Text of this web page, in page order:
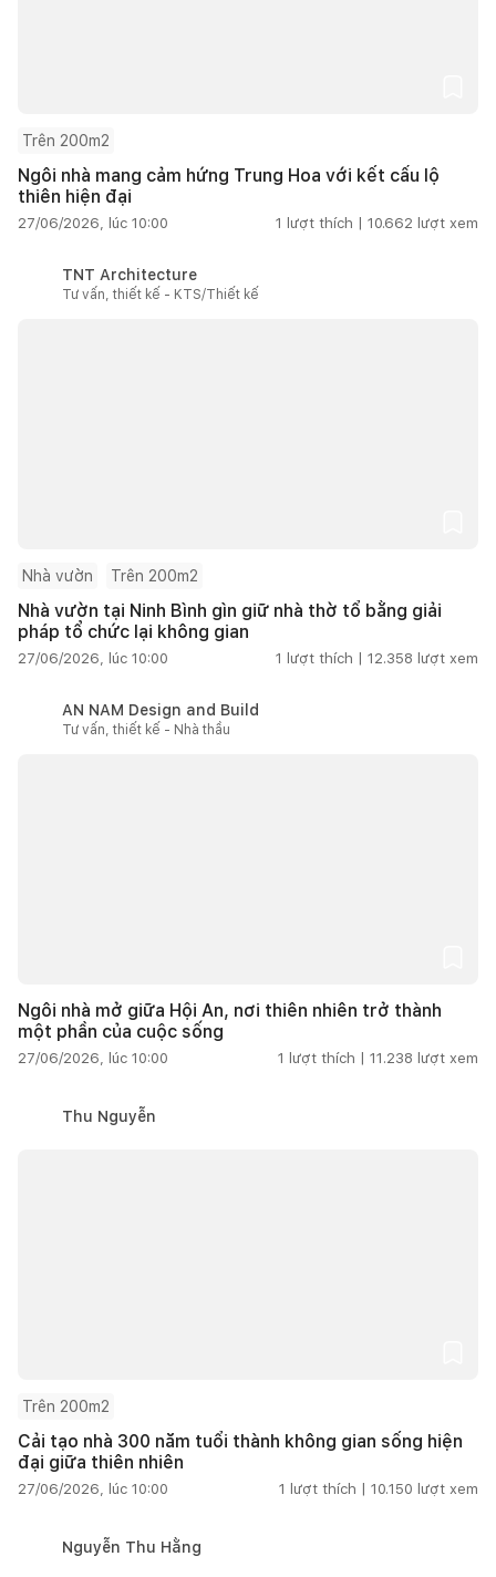
Trên 200m2
Ngôi nhà mang cảm hứng Trung Hoa với kết cấu lộ
thiên hiện đại
27/06/2026, lúc 10:00 1 lượt thích | 10.662 lượt xem
TNT Architecture
Tư vấn, thiết kế - KTS/Thiết kế
Nhà vườn Trên 200m2
Nhà vườn tại Ninh Bình gìn giữ nhà thờ tổ bằng giải
pháp tổ chức lại không gian
27/06/2026, lúc 10:00 1 lượt thích | 12.358 lượt xem
AN NAM Design and Build
Tư vấn, thiết kế - Nhà thầu
Ngôi nhà mở giữa Hội An, nơi thiên nhiên trở thành
một phần của cuộc sống
27/06/2026, lúc 10:00 1 lượt thích | 11.238 lượt xem
Thu Nguyễn
Trên 200m2
Cải tạo nhà 300 năm tuổi thành không gian sống hiện
đại giữa thiên nhiên
27/06/2026, lúc 10:00 1 lượt thích | 10.150 lượt xem
Nguyễn Thu Hằng